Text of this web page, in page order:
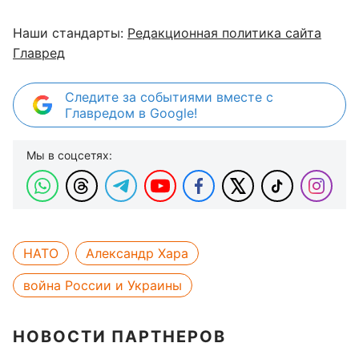
Наши стандарты: Редакционная политика сайта
Главред
Следите за событиями вместе с
Главредом в Google!
Мы в соцсетях:
НАТО
Александр Хара
война России и Украины
НОВОСТИ ПАРТНЕРОВ